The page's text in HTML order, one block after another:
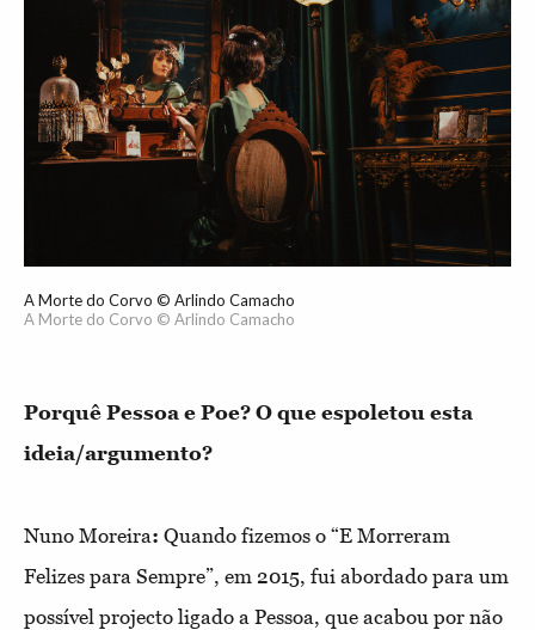
A Morte do Corvo © Arlindo Camacho
A Morte do Corvo © Arlindo Camacho
Porquê Pessoa e Poe? O que espoletou esta
ideia/argumento?
Nuno Moreira: Quando fizemos o “E Morreram
Felizes para Sempre”, em 2015, fui abordado para um
possível projecto ligado a Pessoa, que acabou por não